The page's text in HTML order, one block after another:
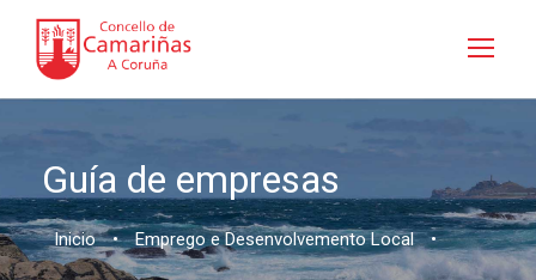
Guía de empresas
Inicio • Emprego e Desenvolvemento Local •